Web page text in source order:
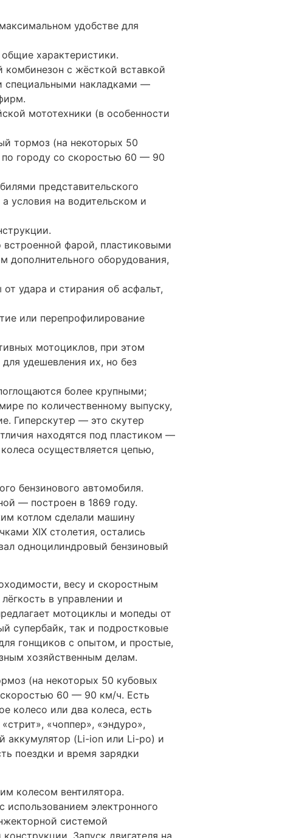
удобстве для
характеристики.
с жёсткой вставкой
специальными накладками —
мототехники (в особенности
тормоз (на некоторых 50
городу со скоростью 60 — 90
представительского
условия на водительском и
фарой, пластиковыми
оборудования,
удара и стирания об асфальт,
или перепрофилирование
мотоциклов, при этом
удешевления их, но без
более крупными;
по количественному выпуску,
Гиперскутер — это скутер
находятся под пластиком —
осуществляется цепью,
бензинового автомобиля.
— построен в 1869 году.
котлом сделали машину
XIX столетия, остались
одноцилиндровый бензиновый
весу и скоростным
в управлении и
мотоциклы и мопеды от
супербайк, так и подростковые
гонщиков с опытом, и простые,
хозяйственным делам.
(на некоторых 50 кубовых
60 — 90 км/ч. Есть
колесо или два колеса, есть
«чоппер», «эндуро»,
аккумулятор (Li-ion или Li-po) и
поездки и время зарядки
колесом вентилятора.
электронного
системой
Запуск двигателя на